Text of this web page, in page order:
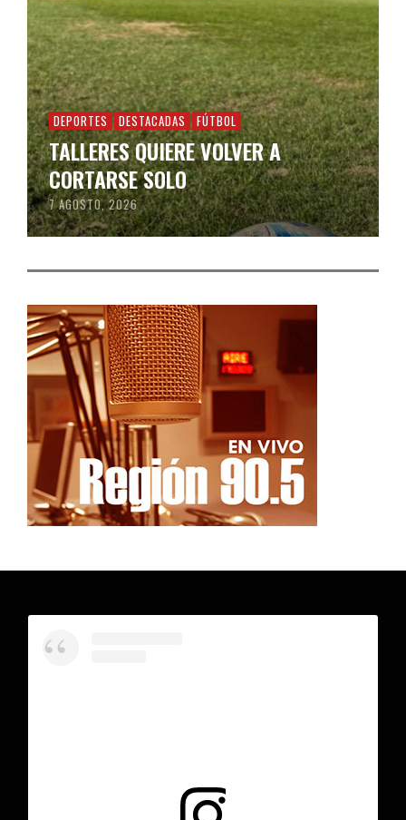
DEPORTES DESTACADAS FÚTBOL
TALLERES QUIERE VOLVER A
CORTARSE SOLO
7 AGOSTO, 2026